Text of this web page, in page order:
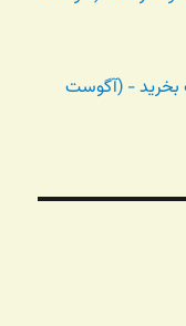
بخرید - (آگوست